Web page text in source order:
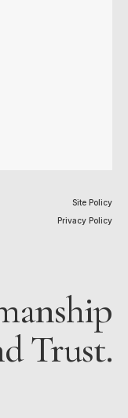
Site Policy
Privacy Policy
Trust.